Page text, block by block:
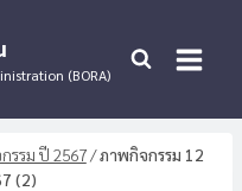
(BORA)
รรม ปี 2567/ภาพกิจกรรม 12
(2)